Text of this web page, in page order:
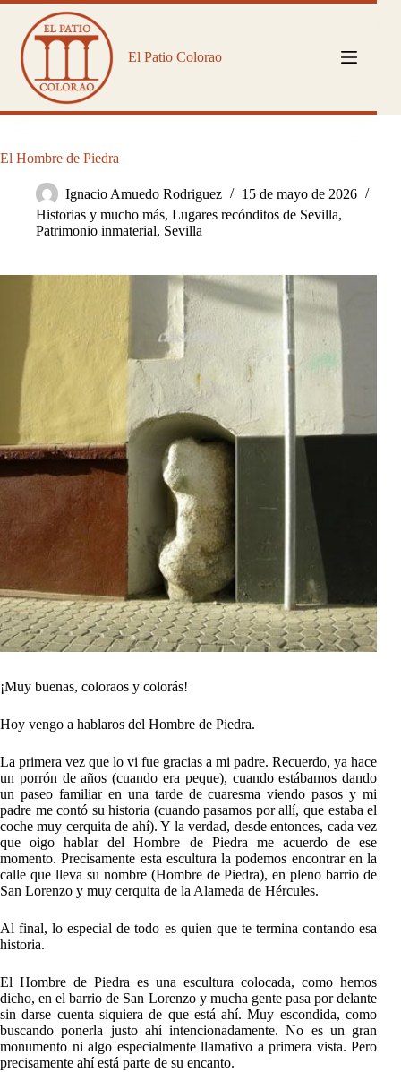
Saltar
contenido
El Patio Colorao
El Hombre de Piedra
Ignacio Amuedo Rodriguez
15 de mayo de 2026
Historias y mucho más, Lugares recónditos de Sevilla,
Patrimonio inmaterial, Sevilla
¡Muy buenas, coloraos y colorás!
Hoy vengo a hablaros del Hombre de Piedra.
La primera vez que lo vi fue gracias a mi padre. Recuerdo, ya hace
un porrón de años (cuando era peque), cuando estábamos dando
un paseo familiar en una tarde de cuaresma viendo pasos y mi
padre me contó su historia (cuando pasamos por allí, que estaba el
coche muy cerquita de ahí). Y la verdad, desde entonces, cada vez
que oigo hablar del Hombre de Piedra me acuerdo de ese
momento. Precisamente esta escultura la podemos encontrar en la
calle que lleva su nombre (Hombre de Piedra), en pleno barrio de
San Lorenzo y muy cerquita de la Alameda de Hércules.
Al final, lo especial de todo es quien que te termina contando esa
historia.
El Hombre de Piedra es una escultura colocada, como hemos
dicho, en el barrio de San Lorenzo y mucha gente pasa por delante
sin darse cuenta siquiera de que está ahí. Muy escondida, como
buscando ponerla justo ahí intencionadamente. No es un gran
monumento ni algo especialmente llamativo a primera vista. Pero
precisamente ahí está parte de su encanto.